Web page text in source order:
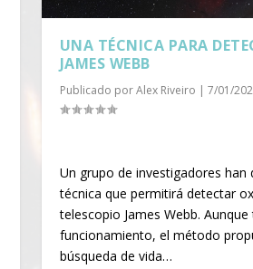
UNA TÉCNICA PARA
JAMES WEBB
Publicado porAlex Riveiro | 7/01/
Un grupo de investigadores han
técnica que permitirá detectar
telescopio James Webb.
funcionamiento, el método
búsqueda de vida…